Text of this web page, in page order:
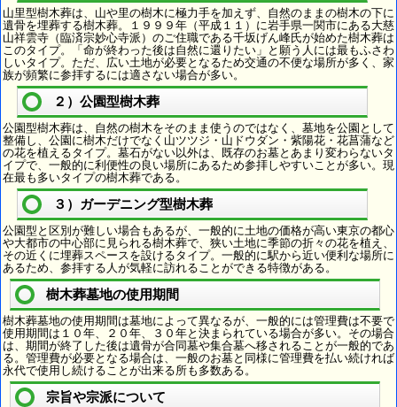
山里型樹木葬は、山や里の樹木に極力手を加えず、自然のままの樹木の下に
遺骨を埋葬する樹木葬。１９９９年（平成１１）に岩手県一関市にある大慈
山祥雲寺（臨済宗妙心寺派）のご住職である千坂げん峰氏が始めた樹木葬は
このタイプ。「命が終わった後は自然に還りたい」と願う人には最もふさわ
しいタイプ。ただ、広い土地が必要となるため交通の不便な場所が多く、家
族が頻繁に参拝するには適さない場合が多い。
２）公園型樹木葬
公園型樹木葬は、自然の樹木をそのまま使うのではなく、墓地を公園として
整備し、公園に樹木だけでなく山ツツジ・山ドウダン・紫陽花・花菖蒲など
の花を植えるタイプ。墓石がない以外は、既存のお墓とあまり変わらないタ
イプで、一般的に利便性の良い場所にあるため参拝しやすいことが多い。現
在最も多いタイプの樹木葬である。
３）ガーデニング型樹木葬
公園型と区別が難しい場合もあるが、一般的に土地の価格が高い東京の都心
や大都市の中心部に見られる樹木葬で、狭い土地に季節の折々の花を植え、
その近くに埋葬スペースを設けるタイプ。一般的に駅から近い便利な場所に
あるため、参拝する人が気軽に訪れることができる特徴がある。
樹木葬墓地の使用期間
樹木葬墓地の使用期間は墓地によって異なるが、一般的には管理費は不要で
使用期間は１０年、２０年、３０年と決まられている場合が多い。その場合
は、期間が終了した後は遺骨が合同墓や集合墓へ移されることが一般的であ
る。管理費が必要となる場合は、一般のお墓と同様に管理費を払い続ければ
永代で使用し続けることが出来る所も多数ある。
宗旨や宗派について